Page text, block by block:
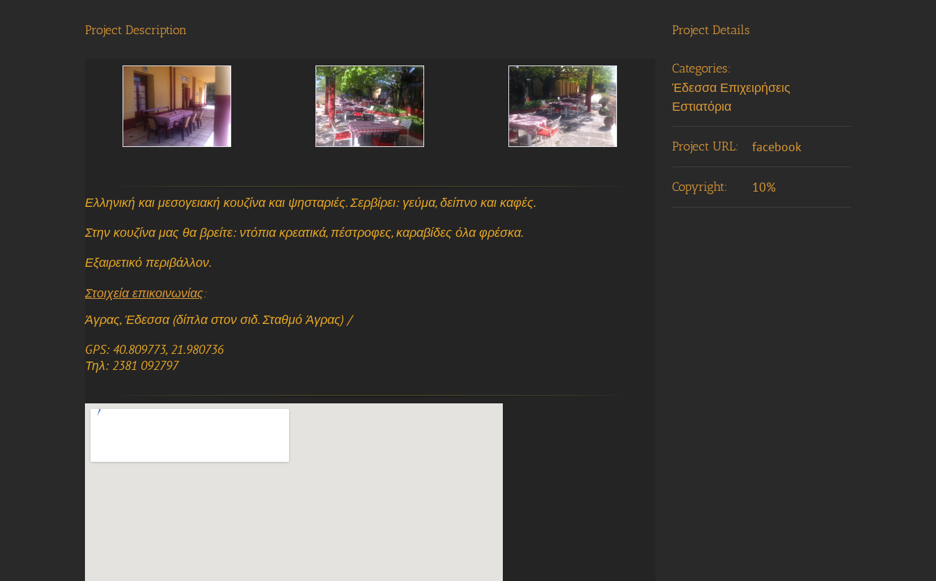
Project Description
Ελληνική και μεσογειακή κουζίνα και ψησταριές. Σερβίρει: γεύμα, δείπνο και καφές.
Στην κουζίνα μας θα βρείτε: ντόπια κρεατικά, πέστροφες, καραβίδες όλα φρέσκα.
Εξαιρετικό περιβάλλον.
Στοιχεία επικοινωνίας:
Άγρας, Έδεσσα (δίπλα στον σιδ. Σταθμό Άγρας) /
GPS: 40.809773, 21.980736
Τηλ: 2381 092797
Project Details
Categories:
Έδεσσα Επιχειρήσεις
Εστιατόρια
Project URL: facebook
Copyright: 10%